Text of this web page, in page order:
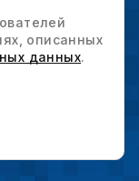
права защищены.
описанных
данных.